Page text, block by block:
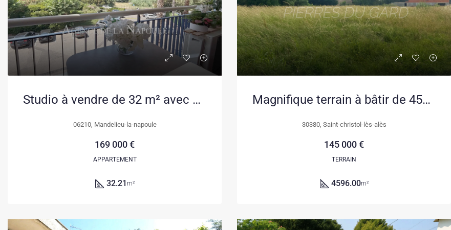
Studio à vendre de 32 m² avec balcon et piscine à Mandelieu-la-Napoule
06210, Mandelieu-la-napoule
169 000 €
APPARTEMENT
32.21 m²
Magnifique terrain à bâtir de 4596 m² à Saint Christol les Alès
30380, Saint-christol-lès-alès
145 000 €
TERRAIN
4596.00m²